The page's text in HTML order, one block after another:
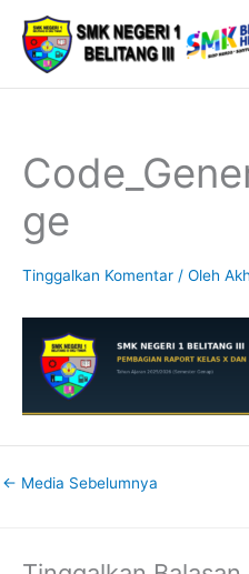
Lewati
konten
ge
Tinggalkan Komentar / Oleh
← Media Sebelumnya